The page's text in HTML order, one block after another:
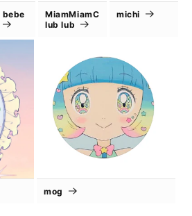
MiamMiamC
lub lub
michi
mog